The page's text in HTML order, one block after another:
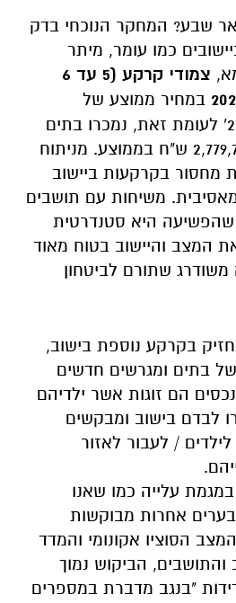
שבע? המחקר הנוכחי בדק
כמו עומר, מיתר
צמודי קרקע (5 עד 6
במחיר ממוצע של
2,816,579 ש"ח. ביוני 21' לעומת זאת, נמכרו בתים
ביישוב במחיר של 2,779,761 ש"ח בממוצע. מניתוח
מחסור בקרקעות ביישוב
משיחות עם תושבים
היא סטנדרטית
המצב והיישוב בטוח מאוד
שתורם לביטחון
בקרקע נוספת בישוב,
בתים ומגרשים חדשים
הם זוגות אשר ילדיהם
לבדם בישוב ומבקשים
/ לעבור לאזור
עלייה כמו שאנו
אחרות מבוקשות
הסוציו אקונומי והמדד
והתושבים, הביקוש נמוך
"בנגב מדברת במספרים